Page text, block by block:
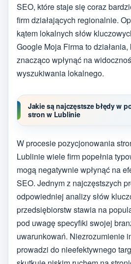
SEO, które staje się coraz
firm działających regionalnie.
kątem lokalnych słów
Google Moja Firma to działania,
znacząco wpłynąć na
wyszukiwania lokalnego.
Jakie są najczęstsze błędy w
stron w Lublinie
W procesie pozycjonowania
Lublinie wiele firm popełnia
mogą negatywnie wpłynąć na
SEO. Jednym z najczęstszych
odpowiedniej analizy słów
przedsiębiorstw stawia na
pod uwagę specyfiki swojej
uwarunkowań. Niezrozumienie
prowadzi do nieefektywnego